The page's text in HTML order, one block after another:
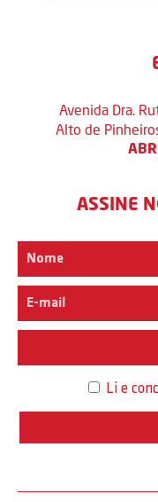
Avenida Dra.
Alto de
ASSINE
Li e